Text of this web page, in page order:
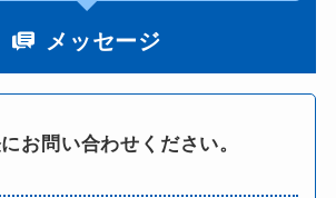
メッセージ
お問い合わせください。